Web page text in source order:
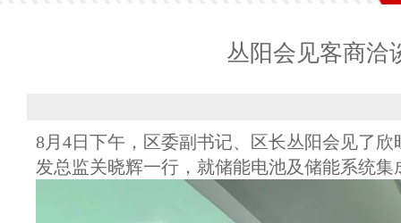
丛阳会见客商洽
8月4日下午，区委副书记、区长丛阳会见了
发总监关晓辉一行，就储能电池及储能系统